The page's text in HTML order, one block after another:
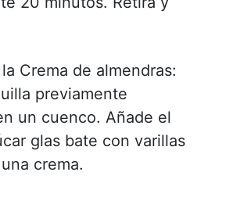
Crema de almendras:
previamente
un cuenco. Añade el
glas bate con varillas
crema.